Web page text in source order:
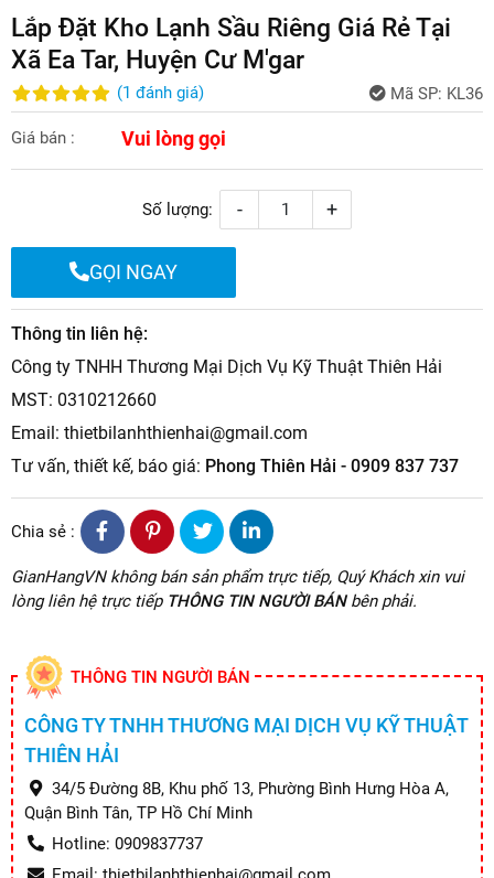
Lắp Đặt Kho Lạnh Sầu Riêng Giá Rẻ Tại
Xã Ea Tar, Huyện Cư M'gar
(1 đánh giá) Mã SP: KL36
Giá bán : Vui lòng gọi
Số lượng: - +
GỌI NGAY
Thông tin liên hệ:
Công ty TNHH Thương Mại Dịch Vụ Kỹ Thuật Thiên Hải
MST: 0310212660
Email: thietbilanhthienhai@gmail.com
Tư vấn, thiết kế, báo giá: Phong Thiên Hải - 0909 837 737
Chia sẻ :
GianHangVN không bán sản phẩm trực tiếp, Quý Khách xin vui
lòng liên hệ trực tiếp THÔNG TIN NGƯỜI BÁNbên phải.
THÔNG TIN NGƯỜI BÁN
CÔNG TY TNHH THƯƠNG MẠI DỊCH VỤ KỸ THUẬT
THIÊN HẢI
34/5 Đường 8B, Khu phố 13, Phường Bình Hưng Hòa A,
Quận Bình Tân, TP Hồ Chí Minh
Hotline: 0909837737